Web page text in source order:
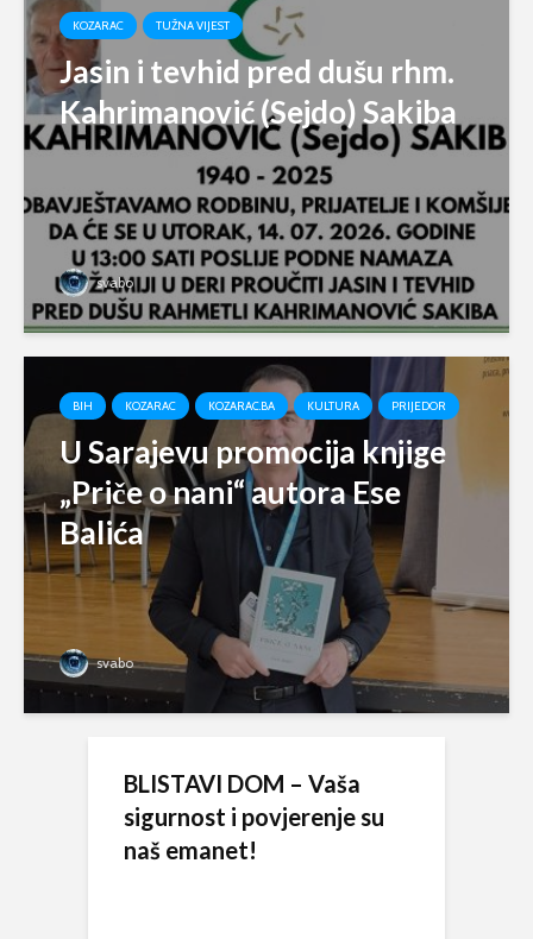
KOZARAC TUŽNA VIJEST
Jasin i tevhid pred dušu rhm.
Kahrimanović (Sejdo) Sakiba
svabo
BIH KOZARAC KOZARAC.BA KULTURA PRIJEDOR
U Sarajevu promocija knjige
„Priče o nani“ autora Ese
Balića
svabo
BLISTAVI DOM – Vaša
sigurnost i povjerenje su
naš emanet!